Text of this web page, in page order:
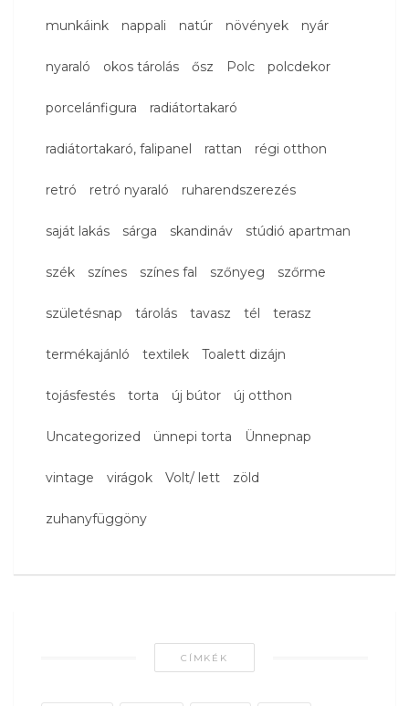
munkáink nappali natúr növények nyár
nyaraló okos tárolás ősz Polc polcdekor
porcelánfigura radiátortakaró
radiátortakaró, falipanel rattan régi otthon
retró retró nyaraló ruharendszerezés
saját lakás sárga skandináv stúdió apartman
szék színes színes fal szőnyeg szőrme
születésnap tárolás tavasz tél terasz
termékajánló textilek Toalett dizájn
tojásfestés torta új bútor új otthon
Uncategorized ünnepi torta Ünnepnap
vintage virágok Volt/ lett zöld
zuhanyfüggöny
CÍMKÉK